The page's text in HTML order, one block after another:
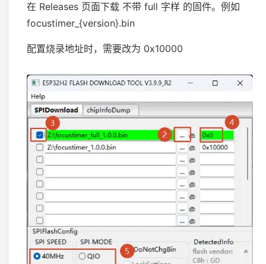
在 Releases 页面下载 不带 full 字样 的固件。例如
focustimer_{version}.bin
配置烧录地址时，需要改为 0x10000